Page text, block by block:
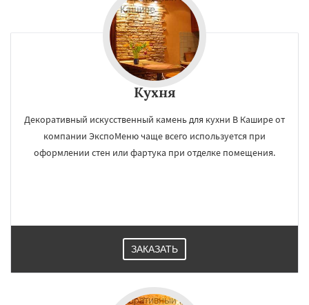
Кухня
Декоративный искусственный камень для кухни В Кашире от
компании ЭкспоМеню чаще всего используется при
оформлении стен или фартука при отделке помещения.
ЗАКАЗАТЬ